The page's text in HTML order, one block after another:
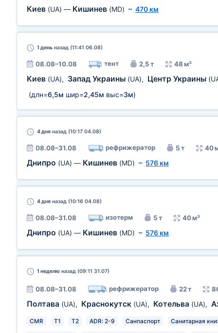
Киев (UA) — Кишинев (MD) ~ 470 км
1 день назад (11:41 06.08)
08.08–10.08 тент 2,5 т 48 м³
Киев (UA), Запад Украины (UA), Центр Украины
(длн=6,5м шир=2,45м выс=3м)
4 дня назад (10:17 04.08)
08.08–31.08 рефрижератор 5 т 40
Днипро (UA) — Кишинев (MD) ~ 576 км
4 дня назад (10:16 04.08)
08.08–31.08 изотерм 5 т 40 м³
Днипро (UA) — Кишинев (MD) ~ 576 км
1 неделю назад (09:11 31.07)
08.08–31.08 рефрижератор 22 т
Полтава (UA), Краснокутск (UA), Котельва (UA),
CMR T1 T2 ADR: 2-9 Санпаспорт Санитарная